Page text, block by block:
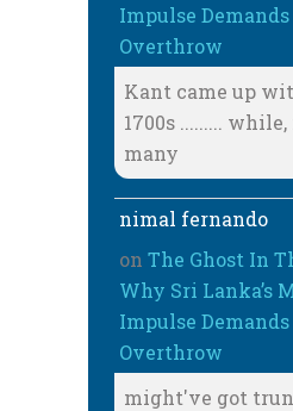
Impulse
Overthrow
Kant came up
1700s .........
many
nimal fernando
on The Ghost In
Why Sri Lanka’s
Impulse
Overthrow
might've got